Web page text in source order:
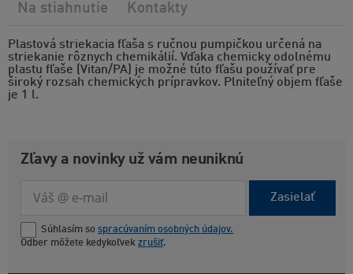
Plastová striekacia fľaša s ručnou pumpičkou určená na
striekanie rôznych chemikálií. Vďaka chemicky odolnému
plastu fľaše (Vitan/PA) je možné túto fľašu používať pre
široký rozsah chemických prípravkov. Plniteľný objem fľaše
je 1 l.
Na stiahnutie Kontakty
Zľavy a novinky už vám neuniknú
Zasielať
Súhlasím so spracúvaním osobných údajov.
Odber môžete kedykoľvek zrušiť.